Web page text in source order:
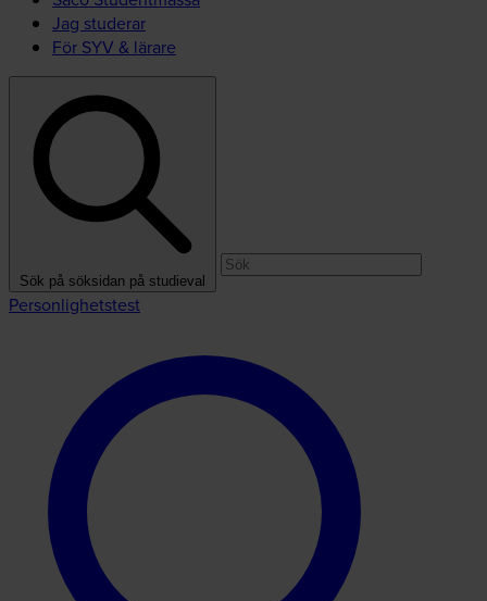
Jag studerar
För SYV & lärare
Sök på söksidan på studieval
Personlighetstest